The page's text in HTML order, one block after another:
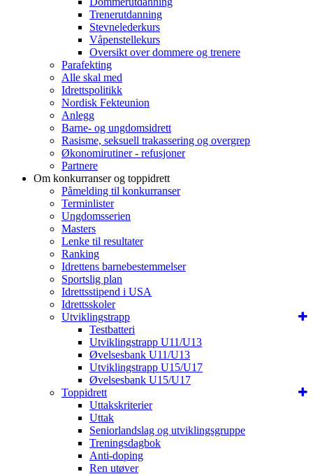
Trenerutdanning
Stevnelederkurs
Våpenstellekurs
Oversikt over dommere og trenere
Parafekting
Alle skal med
Idrettspolitikk
Nordisk Fekteunion
Anlegg
Barne- og ungdomsidrett
Rasisme, seksuell trakassering og overgrep
Økonomirutiner - refusjoner
Partnere
Om konkurranser og toppidrett
Påmelding til konkurranser
Terminlister
Ungdomsserien
Masters
Lenke til resultater
Ranking
Idrettens barnebestemmelser
Sportslig plan
Idrettsstipend i USA
Idrettsskoler
Utviklingstrapp
Testbatteri
Utviklingstrapp U11/U13
Øvelsesbank U11/U13
Utviklingstrapp U15/U17
Øvelsesbank U15/U17
Toppidrett
Uttakskriterier
Uttak
Seniorlandslag og utviklingsgruppe
Treningsdagbok
Anti-doping
Ren utøver